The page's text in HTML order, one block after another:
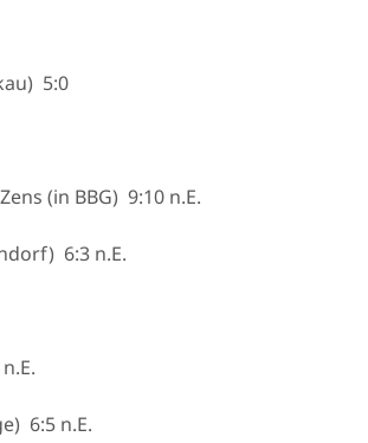
5:0
(in BBG) 9:10 n.E.
6:3 n.E.
6:5 n.E.